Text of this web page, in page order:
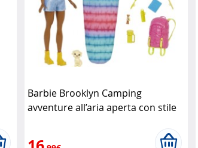
Barbie Brooklyn Camping
avventure all’aria aperta con stile